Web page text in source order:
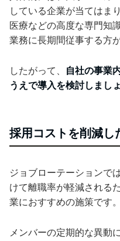
している企業が当てはま
医療などの高度な専門知
業務に長期間従事する方
したがって、
自社の事業
うえで導入を検討しまし
採用コストを削減し
ジョブローテーションで
けて離職率が軽減される
業におすすめの施策です。
メンバーの定期的な異動